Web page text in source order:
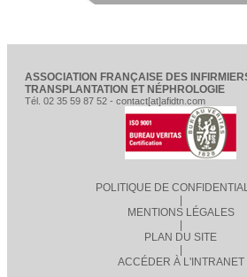
ASSOCIATION FRANÇAISE DES
TRANSPLANTATION ET NÉPHROLOGIE
Tél. 02 35 59 87 52 - contact[at]afidtn.com
POLITIQUE DE
MENTIONS LÉGALES
PLAN DU SITE
ACCÉDER À L'INTRANET